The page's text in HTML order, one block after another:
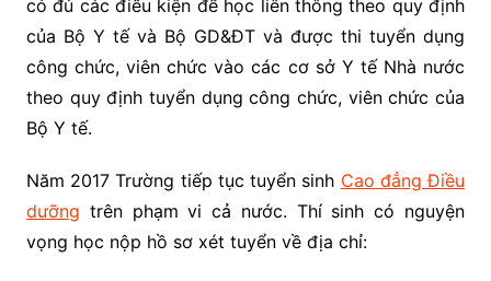
có đủ các điều kiện để học liên thông theo quy định
của Bộ Y tế và Bộ GD&ĐT và được thi tuyển dụng
công chức, viên chức vào các cơ sở Y tế Nhà nước
theo quy định tuyển dụng công chức, viên chức của
Bộ Y tế.
Năm 2017 Trường tiếp tục tuyển sinh Cao đẳng Điều
dưỡng trên phạm vi cả nước. Thí sinh có nguyện
vọng học nộp hồ sơ xét tuyển về địa chỉ: